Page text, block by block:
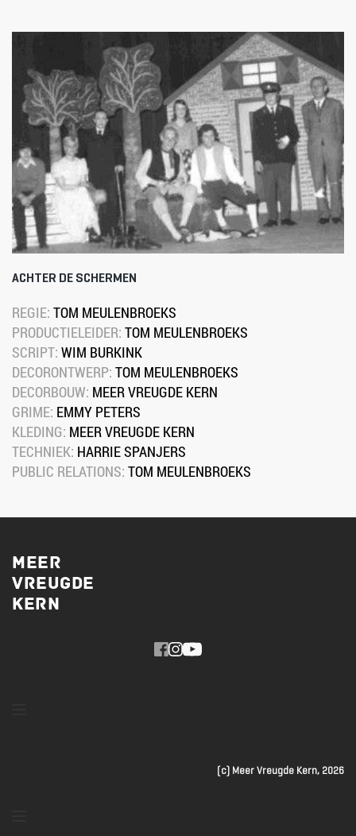
ACHTER DE SCHERMEN
REGIE: TOM MEULENBROEKS
PRODUCTIELEIDER: TOM MEULENBROEKS
SCRIPT: WIM BURKINK
DECORONTWERP: TOM MEULENBROEKS
DECORBOUW: MEER VREUGDE KERN
GRIME: EMMY PETERS
KLEDING: MEER VREUGDE KERN
TECHNIEK: HARRIE SPANJERS
PUBLIC RELATIONS: TOM MEULENBROEKS
MEER
VREUGDE
KERN
(c) Meer Vreugde Kern, 2026